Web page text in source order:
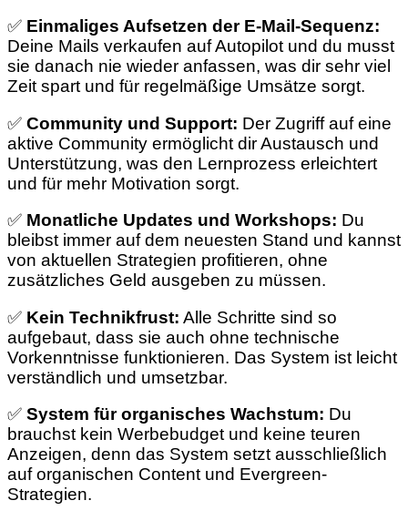
✅ Einmaliges Aufsetzen der E-Mail-Sequenz:
Deine Mails verkaufen auf Autopilot und du musst
sie danach nie wieder anfassen, was dir sehr viel
Zeit spart und für regelmäßige Umsätze sorgt.
✅ Community und Support: Der Zugriff auf eine
aktive Community ermöglicht dir Austausch und
Unterstützung, was den Lernprozess erleichtert
und für mehr Motivation sorgt.
✅ Monatliche Updates und Workshops: Du
bleibst immer auf dem neuesten Stand und kannst
von aktuellen Strategien profitieren, ohne
zusätzliches Geld ausgeben zu müssen.
✅ Kein Technikfrust: Alle Schritte sind so
aufgebaut, dass sie auch ohne technische
Vorkenntnisse funktionieren. Das System ist leicht
verständlich und umsetzbar.
✅ System für organisches Wachstum: Du
brauchst kein Werbebudget und keine teuren
Anzeigen, denn das System setzt ausschließlich
auf organischen Content und Evergreen-
Strategien.